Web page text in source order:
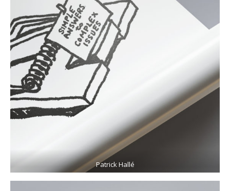
Patrick Hallé